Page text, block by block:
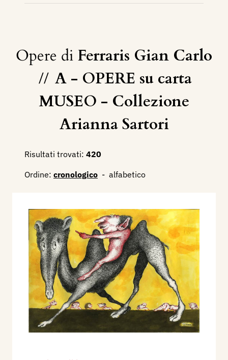
Opere di Ferraris Gian Carlo
// A - OPERE su carta
MUSEO - Collezione
Arianna Sartori
Risultati trovati: 420
Ordine: cronologico - alfabetico